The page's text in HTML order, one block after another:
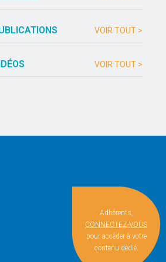
VOIR TOUT >
VOIR TOUT >
Adhérents,
CONNECTEZ-VOUS
pour accéder à votre
contenu dédié.